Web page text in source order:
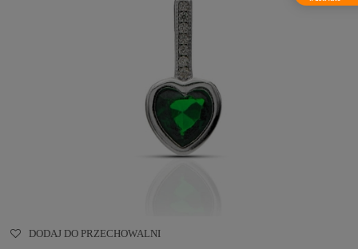
DODAJ DO PRZECHOWALNI